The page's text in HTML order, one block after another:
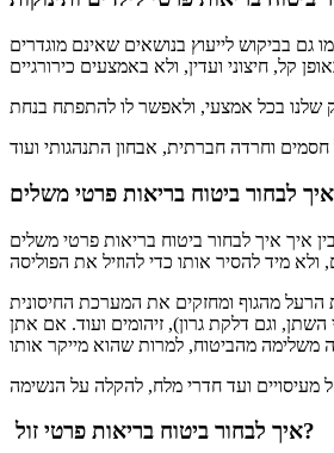
גם בביקוש לייעוץ בנושאים שאינם מוגדרים
איך איך לבחור ביטוח בריאות פרטי משלים
הרעל מהגוף ומחזקים את המערכת החיסונית
וגם דלקת גרון), זיהומים ועוד. אם אתן
איך לבחור ביטוח בריאות פרטי זול?